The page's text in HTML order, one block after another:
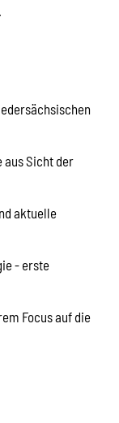
aus Sicht der
aktuelle
- erste
Focus auf die